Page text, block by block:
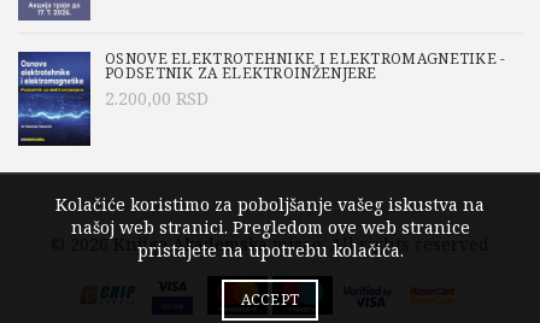
OSNOVE ELEKTROTEHNIKE I ELEKTROMAGNETIKE -
PODSETNIK ZA ELEKTROINŽENJERE
2.200,00 RSD
© 2026 Knjige Akademska misao. All rights reserved
Kolačiće koristimo za poboljšanje vašeg iskustva na
našoj web stranici. Pregledom ove web stranice
pristajete na upotrebu kolačića.
ACCEPT